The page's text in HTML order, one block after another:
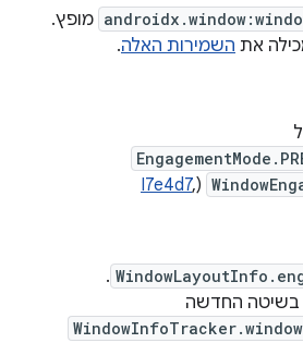
מופץ.
השמירות האלה.
(
I7e4d7
.
החדשה